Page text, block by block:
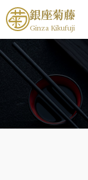
銀座菊藤
Ginza Kikufuji